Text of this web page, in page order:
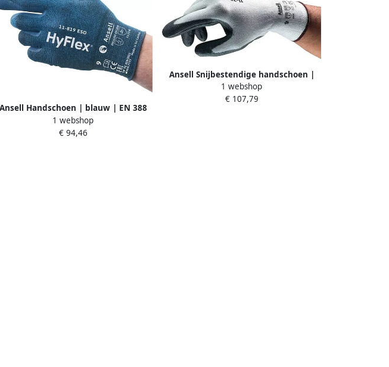
Ansell Handschoen | blauw | EN 388
EN 16350 PSA-categorie II | EN 388 EN
16350 | 12 paar 11-819-ESD-10
1 webshop
€ 94,46
Ansell Snijbestendige handschoen |
wit grijs | EN 388 PSA-categorie II |
drager m.Intercept-technisch garen
1 webshop
€ 107,79